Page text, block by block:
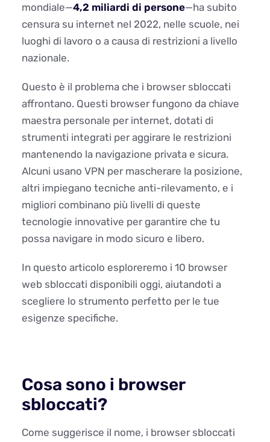
mondiale—4,2 miliardi di persone—ha subito
censura su internet nel 2022, nelle scuole, nei
luoghi di lavoro o a causa di restrizioni a livello
nazionale.
Questo è il problema che i browser sbloccati
affrontano. Questi browser fungono da chiave
maestra personale per internet, dotati di
strumenti integrati per aggirare le restrizioni
mantenendo la navigazione privata e sicura.
Alcuni usano VPN per mascherare la posizione,
altri impiegano tecniche anti-rilevamento, e i
migliori combinano più livelli di queste
tecnologie innovative per garantire che tu
possa navigare in modo sicuro e libero.
In questo articolo esploreremo i 10 browser
web sbloccati disponibili oggi, aiutandoti a
scegliere lo strumento perfetto per le tue
esigenze specifiche.
Cosa sono i browser
sbloccati?
Come suggerisce il nome, i browser sbloccati